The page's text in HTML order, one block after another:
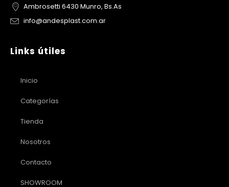
Ambrosetti 6430 Munro, Bs.As
info@andesplast.com.ar
Links útiles
Inicio
Categorías
Tienda
Nosotros
Contacto
SHOWROOM